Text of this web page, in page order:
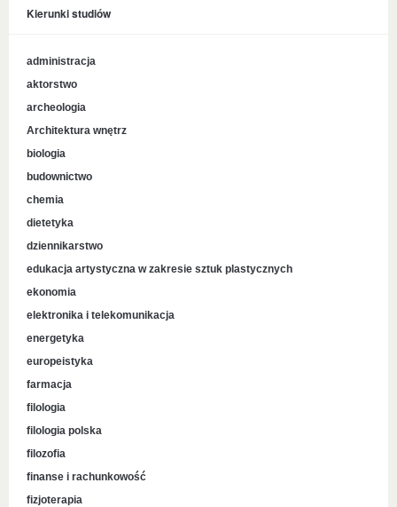
Kierunki studiów
administracja
aktorstwo
archeologia
Architektura wnętrz
biologia
budownictwo
chemia
dietetyka
dziennikarstwo
edukacja artystyczna w zakresie sztuk plastycznych
ekonomia
elektronika i telekomunikacja
energetyka
europeistyka
farmacja
filologia
filologia polska
filozofia
finanse i rachunkowość
fizjoterapia